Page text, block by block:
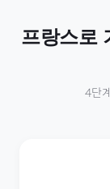
프랑스로
4단